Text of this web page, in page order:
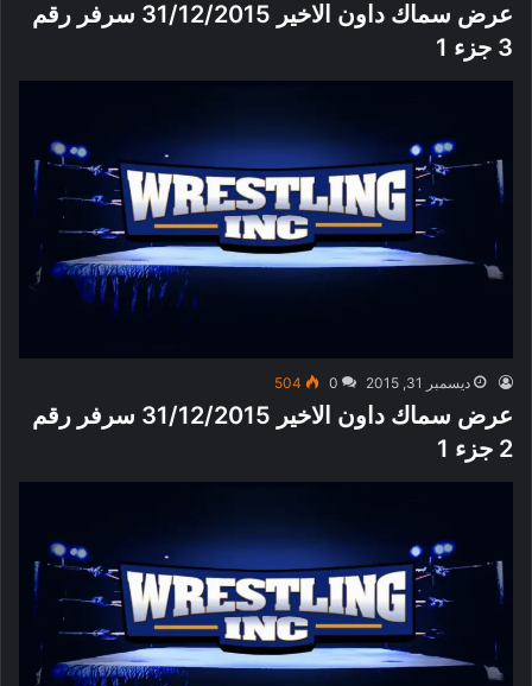
عرض سماك داون الاخير 31/12/2015 سرفر رقم
3 جزء 1
ديسمبر 31, 2015 0
504
عرض سماك داون الاخير 31/12/2015 سرفر رقم
2 جزء 1